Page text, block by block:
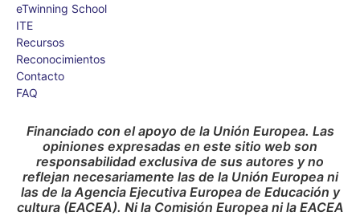
eTwinning School
ITE
Recursos
Reconocimientos
Contacto
FAQ
Financiado con el apoyo de la Unión Europea. Las
opiniones expresadas en este sitio web son
responsabilidad exclusiva de sus autores y no
reflejan necesariamente las de la Unión Europea ni
las de la Agencia Ejecutiva Europea de Educación y
cultura (EACEA). Ni la Comisión Europea ni la EACEA